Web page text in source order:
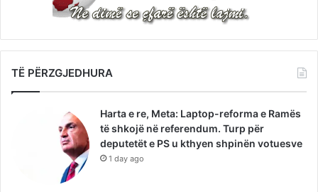
TË PËRZGJEDHURA
Harta e re, Meta: Laptop-reforma e Ramës
të shkojë në referendum. Turp për
deputetët e PS u kthyen shpinën votuesve
1 day ago